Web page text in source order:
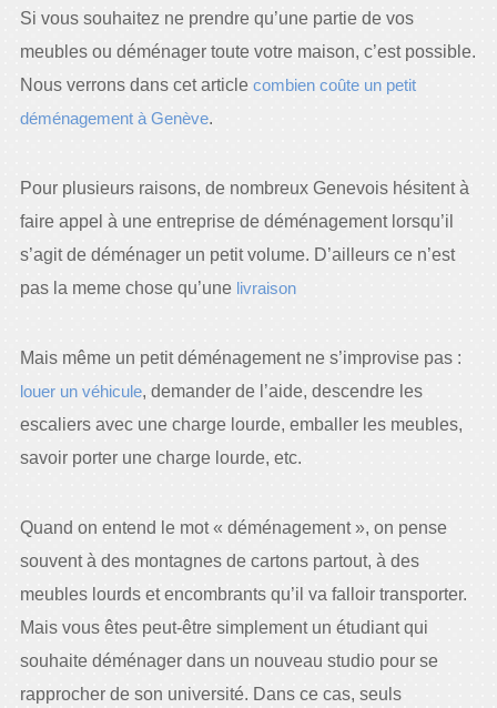
Si vous souhaitez ne prendre qu’une partie de vos
meubles ou déménager toute votre maison, c’est possible.
Nous verrons dans cet article combien coûte un petit
déménagement à Genève.
Pour plusieurs raisons, de nombreux Genevois hésitent à
faire appel à une entreprise de déménagement lorsqu’il
s’agit de déménager un petit volume. D’ailleurs ce n’est
pas la meme chose qu’une livraison
Mais même un petit déménagement ne s’improvise pas :
louer un véhicule, demander de l’aide, descendre les
escaliers avec une charge lourde, emballer les meubles,
savoir porter une charge lourde, etc.
Quand on entend le mot « déménagement », on pense
souvent à des montagnes de cartons partout, à des
meubles lourds et encombrants qu’il va falloir transporter.
Mais vous êtes peut-être simplement un étudiant qui
souhaite déménager dans un nouveau studio pour se
rapprocher de son université. Dans ce cas, seuls